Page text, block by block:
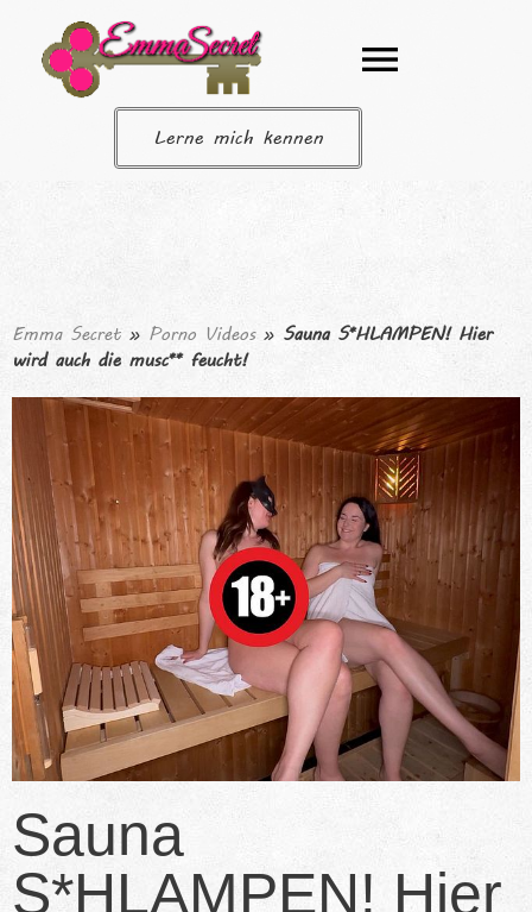
Lerne mich kennen
Emma Secret » Porno Videos» Sauna S*HLAMPEN! Hier
wird auch die musc** feucht!
Sauna
S*HLAMPEN! Hier